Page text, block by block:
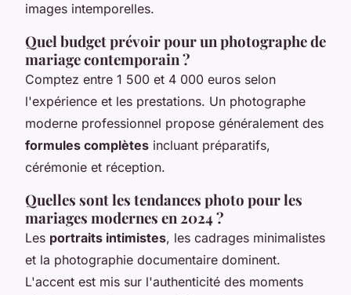
images intemporelles.
Quel budget prévoir pour un photographe de
mariage contemporain ?
Comptez entre 1 500 et 4 000 euros selon
l'expérience et les prestations. Un photographe
moderne professionnel propose généralement des
formules complètes incluant préparatifs,
cérémonie et réception.
Quelles sont les tendances photo pour les
mariages modernes en 2024 ?
Les portraits intimistes, les cadrages minimalistes
et la photographie documentaire dominent.
L'accent est mis sur l'authenticité des moments